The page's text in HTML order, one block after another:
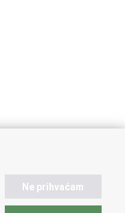
Ne prihvaćam